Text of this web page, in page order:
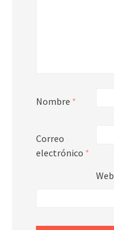
Nombre *
Correo
electrónico *
Web